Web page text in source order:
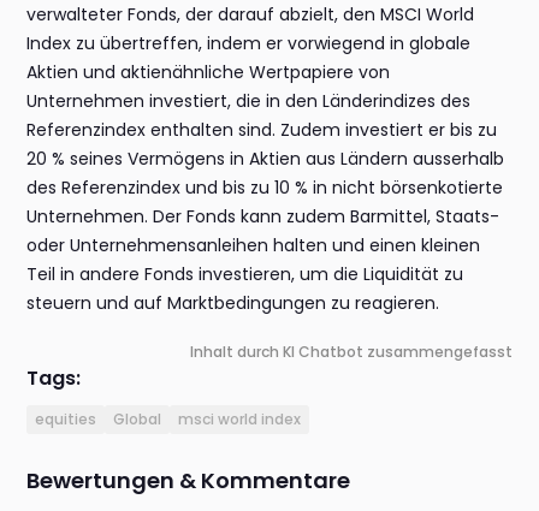
verwalteter Fonds, der darauf abzielt, den MSCI World
Index zu übertreffen, indem er vorwiegend in globale
Aktien und aktienähnliche Wertpapiere von
Unternehmen investiert, die in den Länderindizes des
Referenzindex enthalten sind. Zudem investiert er bis zu
20 % seines Vermögens in Aktien aus Ländern ausserhalb
des Referenzindex und bis zu 10 % in nicht börsenkotierte
Unternehmen. Der Fonds kann zudem Barmittel, Staats-
oder Unternehmensanleihen halten und einen kleinen
Teil in andere Fonds investieren, um die Liquidität zu
steuern und auf Marktbedingungen zu reagieren.
Inhalt durch KI Chatbot zusammengefasst
Tags:
equities Global msci world index
Bewertungen & Kommentare